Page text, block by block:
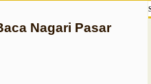
Nagari Pasar